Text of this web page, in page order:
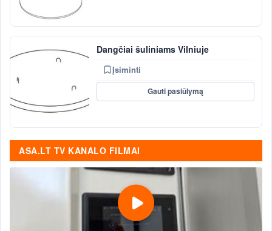
Dangčiai šuliniams Vilniuje
Įsiminti
Gauti pasiūlymą
ASA.LT TV KANALO FILMAI